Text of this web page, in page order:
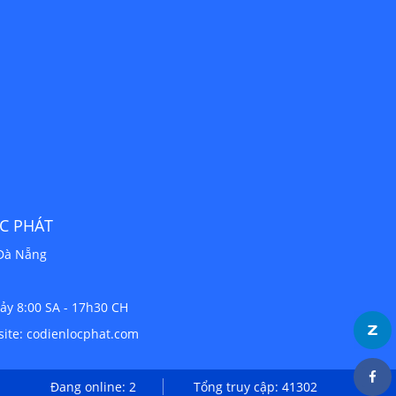
PCCC LỘC PHÁT
12, Hồ Chí Minh
Bảy 8:00 SA - 17h30 CH
Website: codienlocphat.com
Đang online: 2 Tổng truy cập: 41302